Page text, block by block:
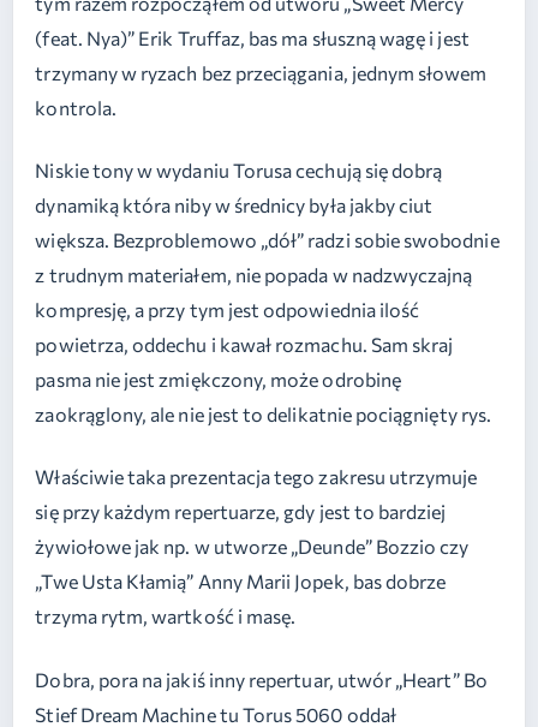
(feat. Nya)” Erik Truffaz, bas ma słuszną wagę i jest
trzymany w ryzach bez przeciągania, jednym słowem
kontrola.
Niskie tony w wydaniu Torusa cechują się dobrą
dynamiką która niby w średnicy była jakby ciut
większa. Bezproblemowo „dół” radzi sobie swobodnie
z trudnym materiałem, nie popada w nadzwyczajną
kompresję, a przy tym jest odpowiednia ilość
powietrza, oddechu i kawał rozmachu. Sam skraj
pasma nie jest zmiękczony, może odrobinę
zaokrąglony, ale nie jest to delikatnie pociągnięty rys.
Właściwie taka prezentacja tego zakresu utrzymuje
się przy każdym repertuarze, gdy jest to bardziej
żywiołowe jak np. w utworze „Deunde” Bozzio czy
„Twe Usta Kłamią” Anny Marii Jopek, bas dobrze
trzyma rytm, wartkość i masę.
Dobra, pora na jakiś inny repertuar, utwór „Heart” Bo
Stief Dream Machine tu Torus 5060 oddał